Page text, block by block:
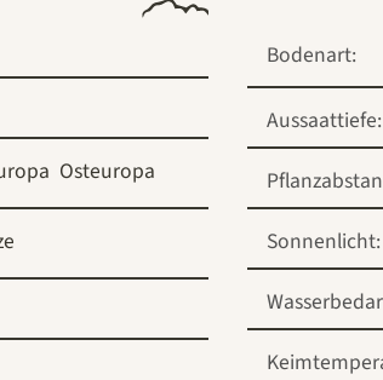
Osteuropa
Bodenart:
Aussaattiefe:
Sonnenlicht: